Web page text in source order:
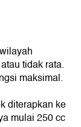
tidak rata.
maksimal.
diterapkan ke
mulai 250 cc